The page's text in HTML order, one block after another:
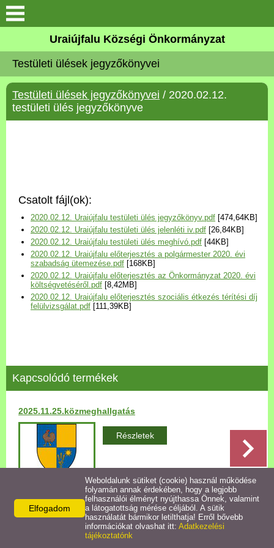
Köszöntő
Elérhetőségek
Uraiújfalu
Választási információk
Versenyképes Járások
Program
Települési Arculati
Kézikönyv
Bezerédj Amália Óvoda
Egyéb intézmények
Egyéb szolgáltatások
Egészségügyi ellátás
Uraiújfalu Sportegyesület
Uraiújfalu Községi Önkormányzat
Testületi ülések jegyzőkönyvei
Testületi ülések jegyzőkönyvei / 2020.02.12.
testületi ülés jegyzőkönyve
Csatolt fájl(ok):
2020.02.12. Uraiújfalu testületi ülés jegyzőkönyv.pdf [474,64KB]
2020.02.12. Uraiújfalu testületi ülés jelenléti iv.pdf [26,84KB]
2020.02.12. Uraiújfalu testületi ülés meghívó.pdf [44KB]
2020.02.12. Uraiújfalu előterjesztés a polgármester 2020. évi
szabadság ütemezése.pdf [168KB]
2020.02.12. Uraiújfalu előterjesztés az Önkormányzat 2020. évi
költségvetéséről.pdf [8,42MB]
2020.02.12. Uraiújfalu előterjesztés szociális étkezés térítési díj
felülvizsgálat.pdf [111,39KB]
Kapcsolódó termékek
2025.11.25.közmeghallgatás
Részletek
Vissza az előző oldalra!
Elfogadom
Weboldalunk sütiket (cookie) használ működése
folyamán annak érdekében, hogy a legjobb
felhasználói élményt nyújthassa Önnek, valamint
a látogatottság mérése céljából. A sütik
használatát bármikor letilthatja! Erről bővebb
információkat olvashat itt: Adatkezelési
tájékoztatónk